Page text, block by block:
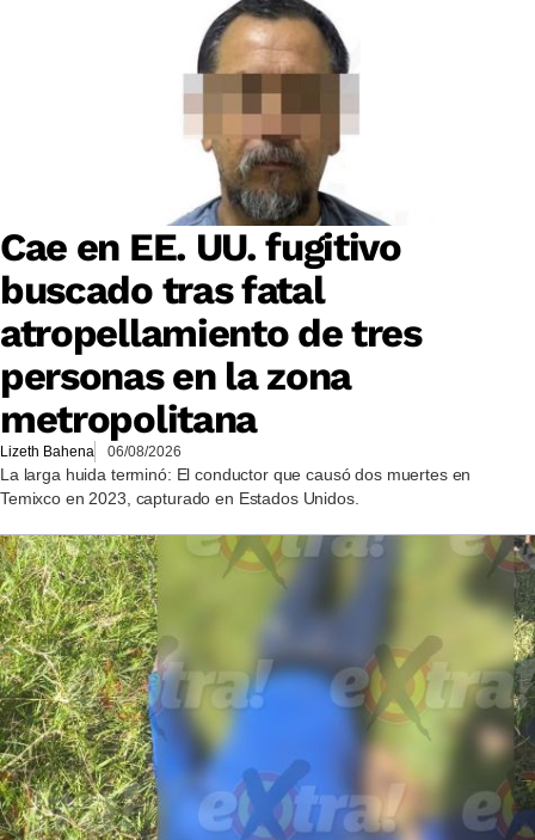
Cae en EE. UU. fugitivo
buscado tras fatal
atropellamiento de tres
personas en la zona
metropolitana
Lizeth Bahena 06/08/2026
La larga huida terminó: El conductor que causó dos muertes en
Temixco en 2023, capturado en Estados Unidos.